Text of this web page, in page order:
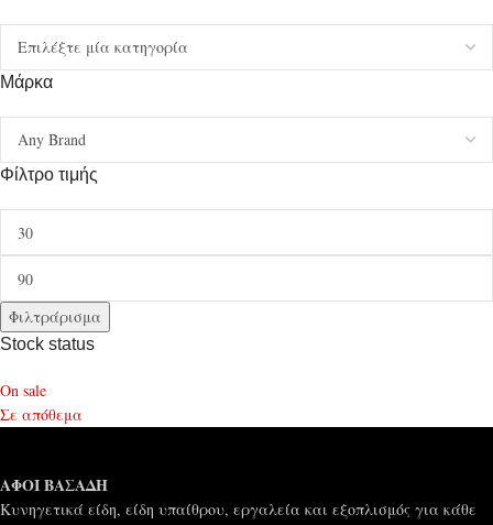
Μάρκα
Φίλτρο τιμής
Φιλτράρισμα
Stock status
On sale
Σε απόθεμα
ΑΦΟΙ ΒΑΣΑΔΗ
Κυνηγετικά είδη, είδη υπαίθρου, εργαλεία και εξοπλισμός για κάθε